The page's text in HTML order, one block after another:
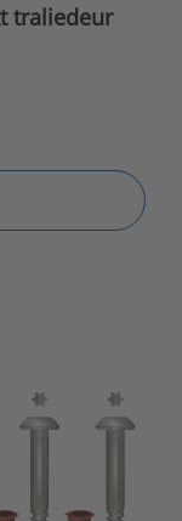
traliedeur